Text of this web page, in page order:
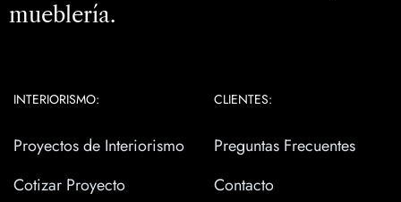
mueblería.
INTERIORISMO:
Proyectos de Interiorismo
Cotizar Proyecto
CLIENTES:
Preguntas Frecuentes
Contacto